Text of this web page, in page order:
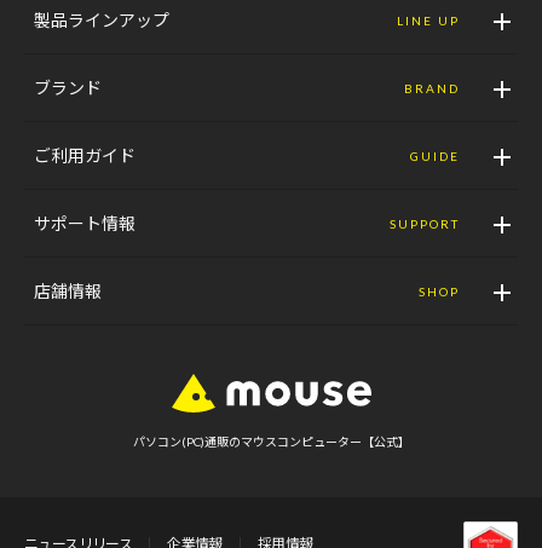
製品ラインアップ LINE UP
ブランド BRAND
ご利用ガイド GUIDE
サポート情報 SUPPORT
店舗情報 SHOP
パソコン(PC)通販のマウスコンピューター【公式】
ニュースリリース 企業情報 採用情報